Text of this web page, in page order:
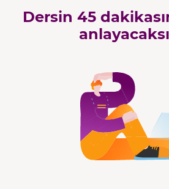
Dersin 45